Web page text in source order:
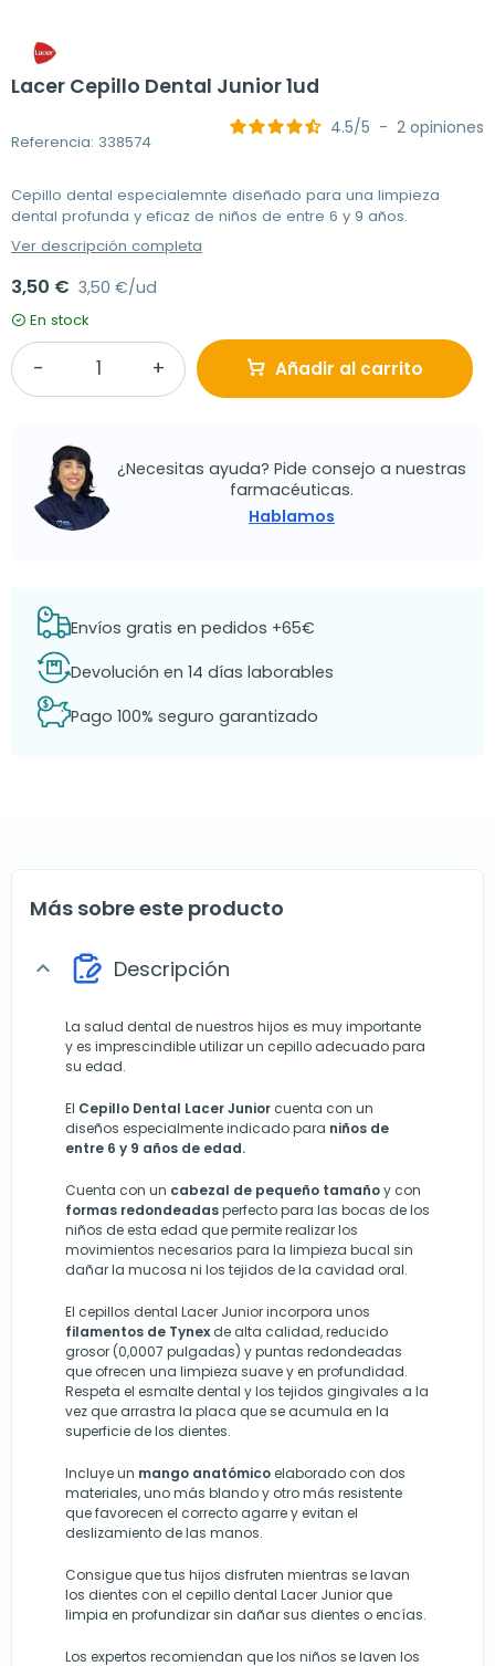
Lacer Cepillo Dental Junior 1ud
Referencia: 338574
4.5/5 - 2 opiniones
Cepillo dental especialemnte diseñado para una limpieza
dental profunda y eficaz de niños de entre 6 y 9 años.
Ver descripción completa
3,50 € 3,50 €/ud
En stock
Añadir al carrito
¿Necesitas ayuda? Pide consejo a nuestras
farmacéuticas.
Hablamos
Envíos gratis en pedidos +65€
Devolución en 14 días laborables
Pago 100% seguro garantizado
Más sobre este producto
expand_more Descripción
La salud dental de nuestros hijos es muy importante
y es imprescindible utilizar un cepillo adecuado para
su edad.
El Cepillo Dental LacerJunior cuenta con un
diseños especialmente indicado para niños de
entre 6 y 9 años de edad.
Cuenta con un cabezal de pequeño tamañoy con
formas redondeadasperfecto para las bocas de los
niños de esta edad que permite realizar los
movimientos necesarios para la limpieza bucal sin
dañar la mucosa ni los tejidos de la cavidad oral.
El cepillos dental Lacer Junior incorpora unos
filamentos de Tynexde alta calidad, reducido
grosor (0,0007 pulgadas) y puntas redondeadas
que ofrecen una limpieza suave y en profundidad.
Respeta el esmalte dental y los tejidos gingivales a la
vez que arrastra la placa que se acumula en la
superficie de los dientes.
Incluye un mango anatómicoelaborado con dos
materiales, uno más blando y otro más resistente
que favorecen el correcto agarre y evitan el
deslizamiento de las manos.
Consigue que tus hijos disfruten mientras se lavan
los dientes con el cepillo dental Lacer Junior que
limpia en profundizar sin dañar sus dientes o encías.
Los expertos recomiendan que los niños se laven los